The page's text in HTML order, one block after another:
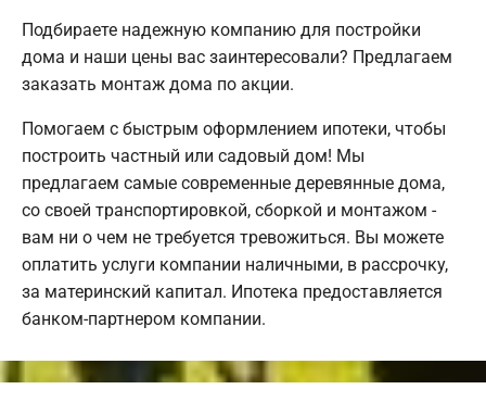
Подбираете надежную компанию для постройки
дома и наши цены вас заинтересовали? Предлагаем
заказать монтаж дома по акции.
Помогаем с быстрым оформлением ипотеки, чтобы
построить частный или садовый дом! Мы
предлагаем самые современные деревянные дома,
со своей транспортировкой, сборкой и монтажом -
вам ни о чем не требуется тревожиться. Вы можете
оплатить услуги компании наличными, в рассрочку,
за материнский капитал. Ипотека предоставляется
банком-партнером компании.